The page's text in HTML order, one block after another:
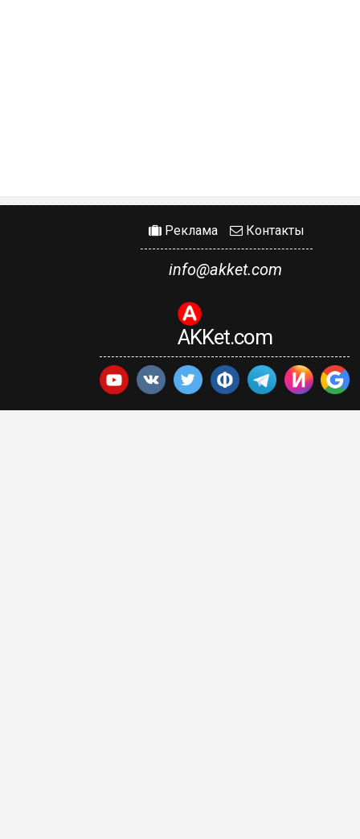
Реклама Контакты
info@akket.com
AKKet.com